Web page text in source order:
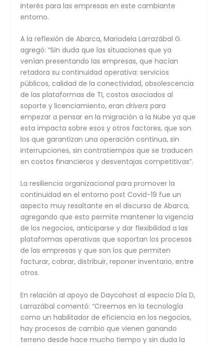
interés para las empresas en este cambiante
entorno.
A la reflexión de Abarca, Mariadela Larrazábal G.
agregó: “Sin duda que las situaciones que ya
venían presentando las empresas, que hacían
retadora su continuidad operativa: servicios
públicos, calidad de la conectividad, obsolescencia
de las plataformas de TI, costos asociados al
soporte y licenciamiento, erandrivers para
empezar a pensar en la migración a la Nube ya que
esta impacta sobre esos y otros factores, que son
los que garantizan una operación continua, sin
interrupciones, sin contratiempos que se traducen
en costos financieros y desventajas competitivas”.
La resiliencia organizacional para promover la
continuidad en el entorno post Covid-19 fue un
aspecto muy resaltante en el discurso de Abarca,
agregando que esto permite mantener la vigencia
de los negocios, anticiparse y dar flexibilidad a las
plataformas operativas que soportan los procesos
de las empresas y que son los que permiten
facturar, cobrar, distribuir, reponer inventario, entre
otros.
En relación al apoyo de Daycohost al espacio Día D,
Larrazábal comentó: “Creemos en la tecnología
como un habilitador de eficiencia en los negocios,
hay procesos de cambio que vienen ganando
terreno desde hace mucho tiempo y sin duda la